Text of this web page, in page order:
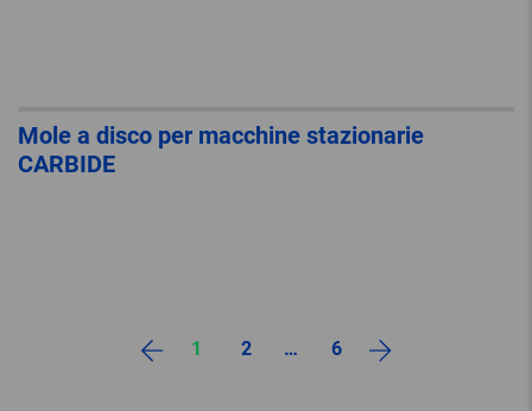
Mole a disco per macchine stazionarie
CARBIDE
1 2 … 6